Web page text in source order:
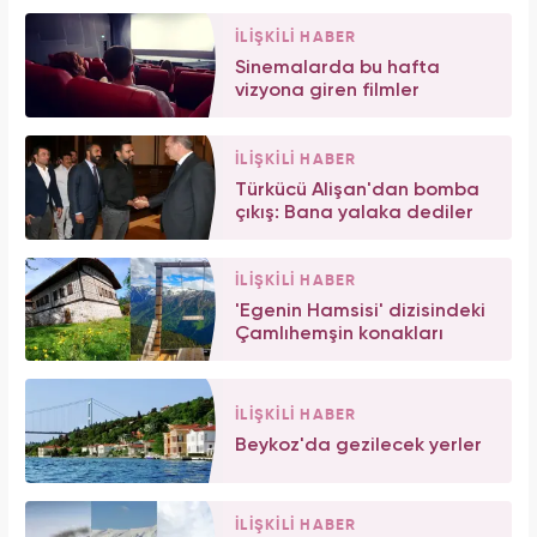
İLİŞKİLİ HABER
Sinemalarda bu hafta
vizyona giren filmler
İLİŞKİLİ HABER
Türkücü Alişan'dan bomba
çıkış: Bana yalaka dediler
İLİŞKİLİ HABER
'Egenin Hamsisi' dizisindeki
Çamlıhemşin konakları
İLİŞKİLİ HABER
Beykoz'da gezilecek yerler
İLİŞKİLİ HABER